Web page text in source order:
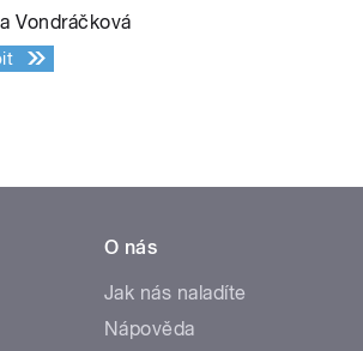
Vondráčková
O nás
Jak nás naladíte
Nápověda